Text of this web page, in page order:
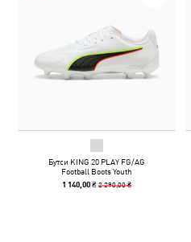
Бутси KING 20 PLAY FG/AG
Football Boots Youth
1 140,00 ₴2 290,00 ₴